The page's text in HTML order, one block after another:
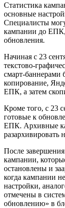
Статистика
основные
Специалисты
кампании до ЕПК,
обновления.
Начиная с 23
текстово-
смарт-баннерами
копирование,
ЕПК, а затем
Кроме того, с 23
готовые к
ЕПК. Архивные
разархивировать
После
кампании,
остановлены и
когда кампании
настройки,
отмечены в
обновлению» в